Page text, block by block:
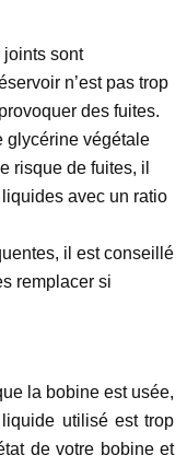
joints sont
n’est pas trop
des fuites.
glycérine végétale
risque de fuites, il
avec un ratio
il est conseillé
remplacer si
la bobine est usée,
utilisé est trop
de votre bobine et